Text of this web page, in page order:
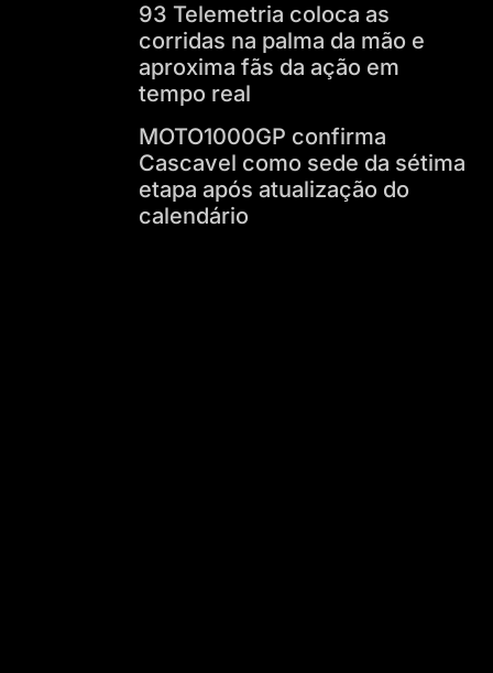
93 Telemetria coloca as
corridas na palma da mão e
aproxima fãs da ação em
tempo real
MOTO1000GP confirma
Cascavel como sede da sétima
etapa após atualização do
calendário